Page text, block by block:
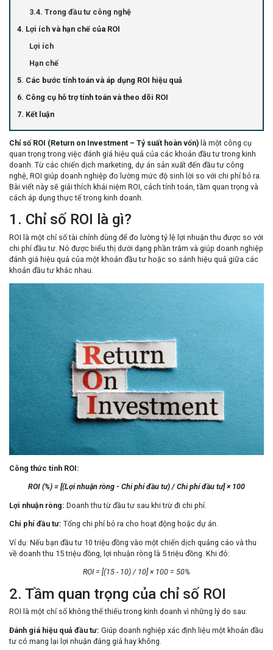
3.4. Trong đầu tư công nghệ
4. Lợi ích và hạn chế của ROI
Lợi ích
Hạn chế
5. Các bước tính toán và áp dụng ROI hiệu quả
6. Công cụ hỗ trợ tính toán và theo dõi ROI
7. Kết luận
Chỉ số ROI (Return on Investment – Tỷ suất hoàn vốn) là một công cụ
quan trọng trong việc đánh giá hiệu quả của các khoản đầu tư trong kinh
doanh. Từ các chiến dịch marketing, dự án sản xuất đến đầu tư công
nghệ, ROI giúp doanh nghiệp đo lường mức độ sinh lời so với chi phí bỏ ra.
Bài viết này sẽ giải thích khái niệm ROI, cách tính toán, tầm quan trọng và
cách áp dụng thực tế trong kinh doanh.
1. Chỉ số ROI là gì?
ROI là một chỉ số tài chính dùng để đo lường tỷ lệ lợi nhuận thu được so với
chi phí đầu tư. Nó được biểu thị dưới dạng phần trăm và giúp doanh nghiệp
đánh giá hiệu quả của một khoản đầu tư hoặc so sánh hiệu quả giữa các
khoản đầu tư khác nhau.
Công thức tính ROI:
ROI (%) = [(Lợi nhuận ròng - Chi phí đầu tư) / Chi phí đầu tư] × 100
Lợi nhuận ròng: Doanh thu từ đầu tư sau khi trừ đi chi phí.
Chi phí đầu tư: Tổng chi phí bỏ ra cho hoạt động hoặc dự án.
Ví dụ: Nếu bạn đầu tư 10 triệu đồng vào một chiến dịch quảng cáo và thu
về doanh thu 15 triệu đồng, lợi nhuận ròng là 5 triệu đồng. Khi đó:
ROI = [(15 - 10) / 10] × 100 = 50%
2. Tầm quan trọng của chỉ số ROI
ROI là một chỉ số không thể thiếu trong kinh doanh vì những lý do sau:
Đánh giá hiệu quả đầu tư: Giúp doanh nghiệp xác định liệu một khoản đầu
tư có mang lại lợi nhuận đáng giá hay không.